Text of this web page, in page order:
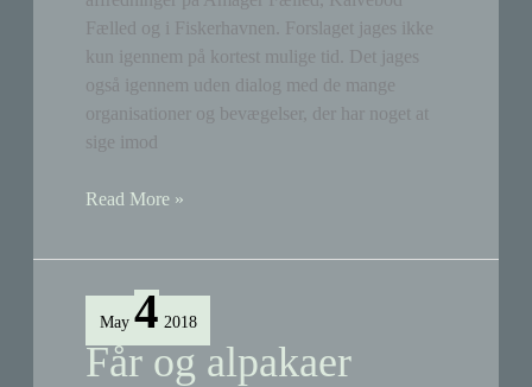
Fælled og i Fiskerhavnen. Forslaget jages ikke
kun igennem på kortest mulige tid. Det jages
også igennem uden dialog med de mange
organisationer og bevægelser, der har noget at
sige imod
Fredningsalliancen:
folketingsmedlemmer
for
affredninger
Read More »
May 4 2018
Får og alpakaer